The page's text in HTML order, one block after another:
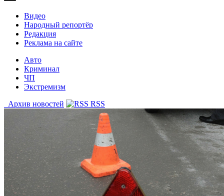
Видео
Народный репортёр
Редакция
Реклама на сайте
Авто
Криминал
ЧП
Экстремизм
Архив новостей
RSS